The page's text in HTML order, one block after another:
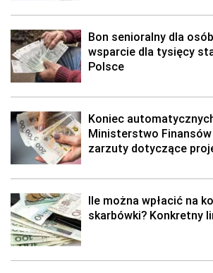
Bon senioralny dla
wsparcie dla tysięcy
Polsce
Koniec
Ministerstwo
zarzuty dotyczące
Ile można wpłacić na
skarbówki? Konkretny